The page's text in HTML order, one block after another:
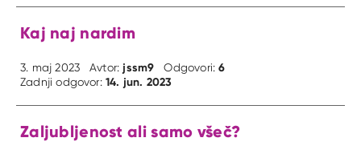
Kaj naj nardim
3. maj 2023 Avtor: jssm9 Odgovori:6
Zadnji odgovor:14. jun. 2023
Zaljubljenost ali samo všeč?